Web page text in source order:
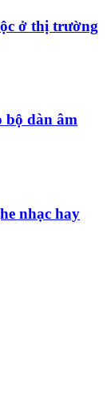
ở thị trường
bộ dàn âm
nhạc hay